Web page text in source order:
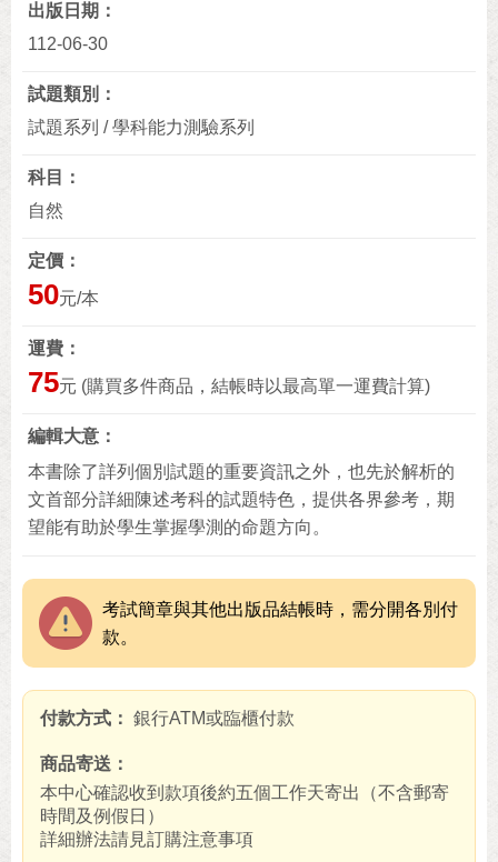
出版日期
112-06-30
試題類別
試題系列 / 學科能力測驗系列
科目
自然
定價
50元/本
運費
75元 (購買多件商品，結帳時以最高單一運費計算)
編輯大意
本書除了詳列個別試題的重要資訊之外，也先於解析的
文首部分詳細陳述考科的試題特色，提供各界參考，期
望能有助於學生掌握學測的命題方向。
考試簡章與其他出版品結帳時，需分開各別付
款。
付款方式 銀行ATM或臨櫃付款
商品寄送
本中心確認收到款項後約五個工作天寄出（不含郵寄
時間及例假日）
詳細辦法請見訂購注意事項